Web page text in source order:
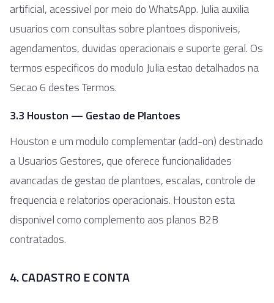
artificial, acessivel por meio do WhatsApp. Julia auxilia
usuarios com consultas sobre plantoes disponiveis,
agendamentos, duvidas operacionais e suporte geral. Os
termos especificos do modulo Julia estao detalhados na
Secao 6 destes Termos.
3.3 Houston — Gestao de Plantoes
Houston e um modulo complementar (add-on) destinado
a Usuarios Gestores, que oferece funcionalidades
avancadas de gestao de plantoes, escalas, controle de
frequencia e relatorios operacionais. Houston esta
disponivel como complemento aos planos B2B
contratados.
4. CADASTRO E CONTA